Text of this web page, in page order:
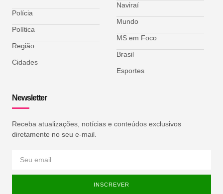
Polícia
Política
Região
Cidades
Naviraí
Mundo
MS em Foco
Brasil
Esportes
Newsletter
Receba atualizações, notícias e conteúdos exclusivos
diretamente no seu e-mail.
INSCREVER